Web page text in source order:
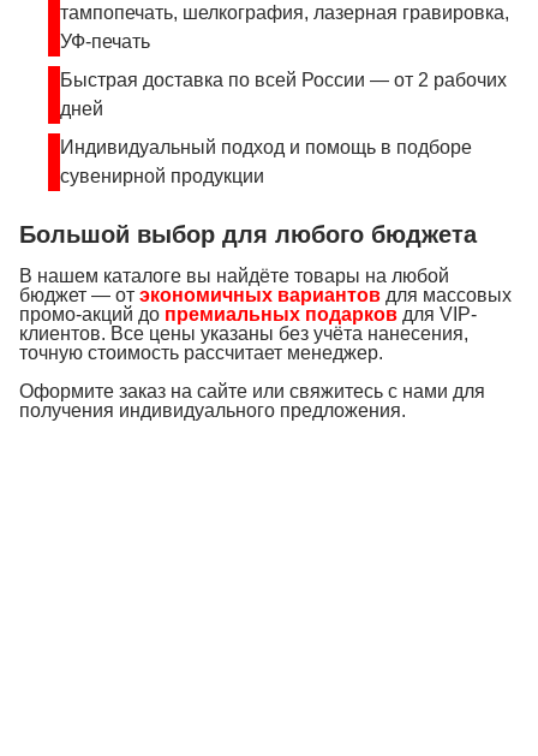
тампопечать, шелкография, лазерная гравировка,
УФ-печать
Быстрая доставка по всей России — от 2 рабочих
дней
Индивидуальный подход и помощь в подборе
сувенирной продукции
Большой выбор для любого бюджета
В нашем каталоге вы найдёте товары на любой
бюджет — от экономичных вариантов для массовых
промо-акций до премиальных подарков для VIP-
клиентов. Все цены указаны без учёта нанесения,
точную стоимость рассчитает менеджер.
Оформите заказ на сайте или свяжитесь с нами для
получения индивидуального предложения.